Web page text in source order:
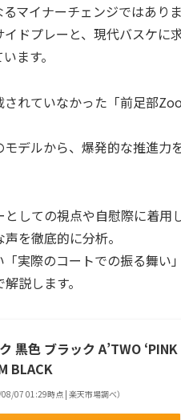
マイナーチェンジではありま
ドプレーと、現代バスケ
ます。
れていなかった「前足部
デルから、爆発的な推進
しての視点や自慰際に着
を徹底的に分析。
実際のコートでの振る舞
説します。
黒色 ブラック A’TWO
BLACK
08/07 01:29時点 | 楽天市場調べ）